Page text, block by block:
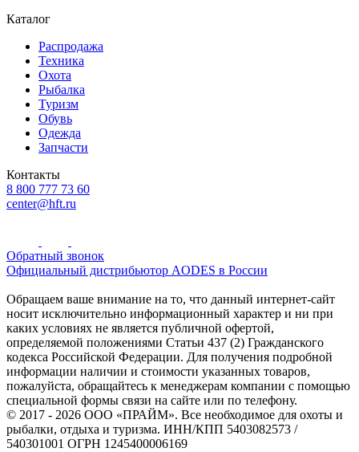
Каталог
Распродажа
Техника
Охота
Рыбалка
Туризм
Обувь
Одежда
Запчасти
Контакты
8 800 777 73 60
center@hft.ru
Обратный звонок
Официальный дистрибьютор AODES в России
Обращаем ваше внимание на то, что данный интернет-сайт
носит исключительно информационный характер и ни при
каких условиях не является публичной офертой,
определяемой положениями Статьи 437 (2) Гражданского
кодекса Российской Федерации. Для получения подробной
информации наличии и стоимости указанных товаров,
пожалуйста, обращайтесь к менеджерам компании с помощью
специальной формы связи на сайте или по телефону.
© 2017 - 2026 ООО «ПРАЙМ». Все необходимое для охоты и
рыбалки, отдыха и туризма. ИНН/КПП 5403082573 /
540301001 ОГРН 1245400006169